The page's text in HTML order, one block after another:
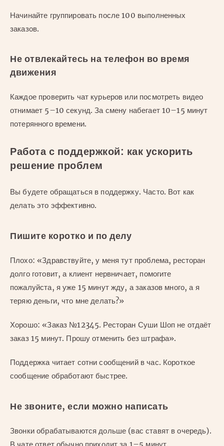
Начинайте группировать после 100 выполненных
заказов.
Не отвлекайтесь на телефон во время
движения
Каждое проверить чат курьеров или посмотреть видео
отнимает 5–10 секунд. За смену набегает 10–15 минут
потерянного времени.
Работа с поддержкой: как ускорить
решение проблем
Вы будете обращаться в поддержку. Часто. Вот как
делать это эффективно.
Пишите коротко и по делу
Плохо: «Здравствуйте, у меня тут проблема, ресторан
долго готовит, а клиент нервничает, помогите
пожалуйста, я уже 15 минут жду, а заказов много, а я
теряю деньги, что мне делать?»
Хорошо: «Заказ №12345. Ресторан Суши Шоп не отдаёт
заказ 15 минут. Прошу отменить без штрафа».
Поддержка читает сотни сообщений в час. Короткое
сообщение обработают быстрее.
Не звоните, если можно написать
Звонки обрабатываются дольше (вас ставят в очередь).